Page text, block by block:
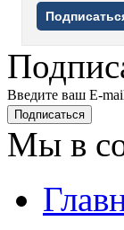
Введите ваш E-
Подписаться
Мы в